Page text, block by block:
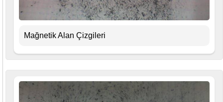
Mağnetik Alan Çizgileri